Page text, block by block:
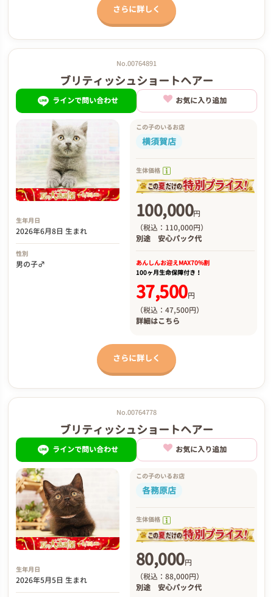
さらに詳しく
No.00764891
ブリティッシュショートヘアー
ラインで問い合わせ お気に入り追加
生年月日
2026年6月8日 生まれ
性別
男の子♂
この子のいるお店
横須賀店
生体価格
100,000円
（税込：110,000円）
別途 安心パック代
あんしんお迎えMAX70%割
100ヶ月生命保障付き！
37,500円
（税込：47,500円）
詳細はこちら
さらに詳しく
No.00764778
ブリティッシュショートヘアー
ラインで問い合わせ お気に入り追加
生年月日
2026年5月5日 生まれ
この子のいるお店
各務原店
生体価格
80,000円
（税込：88,000円）
別途 安心パック代